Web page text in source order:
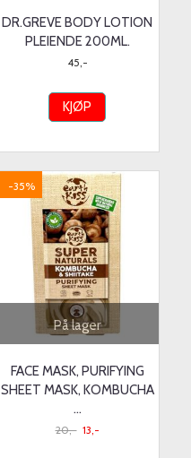
DR.GREVE BODY LOTION
PLEIENDE 200ML.
45,-
KJØP
På lager
-35%
FACE MASK, PURIFYING
SHEET MASK, KOMBUCHA
...
20,- 13,-